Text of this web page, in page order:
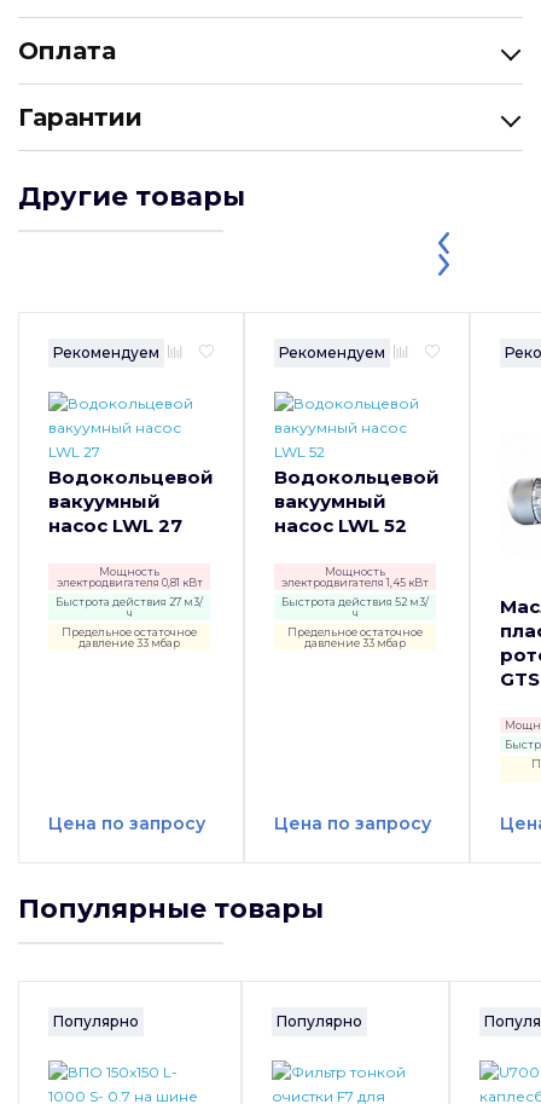
Оплата
Гарантии
Другие товары
Рекомендуем
Водокольцевой
вакуумный
насос LWL 27
Мощность
электродвигателя 0,81 кВт
Быстрота действия 27 м3/
ч
Предельное остаточное
давление 33 мбар
Цена по запросу
Рекомендуем
Водокольцевой
вакуумный
насос LWL 52
Мощность
электродвигателя 1,45 кВт
Быстрота действия 52 м3/
ч
Предельное остаточное
давление 33 мбар
Цена по запросу
Популярные товары
Популярно Популярно